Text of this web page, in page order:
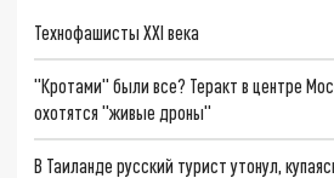
Технофашисты XXI века
"Кротами" были все? Теракт в центре
охотятся "живые дроны"
В Таиланде русский турист утонул,